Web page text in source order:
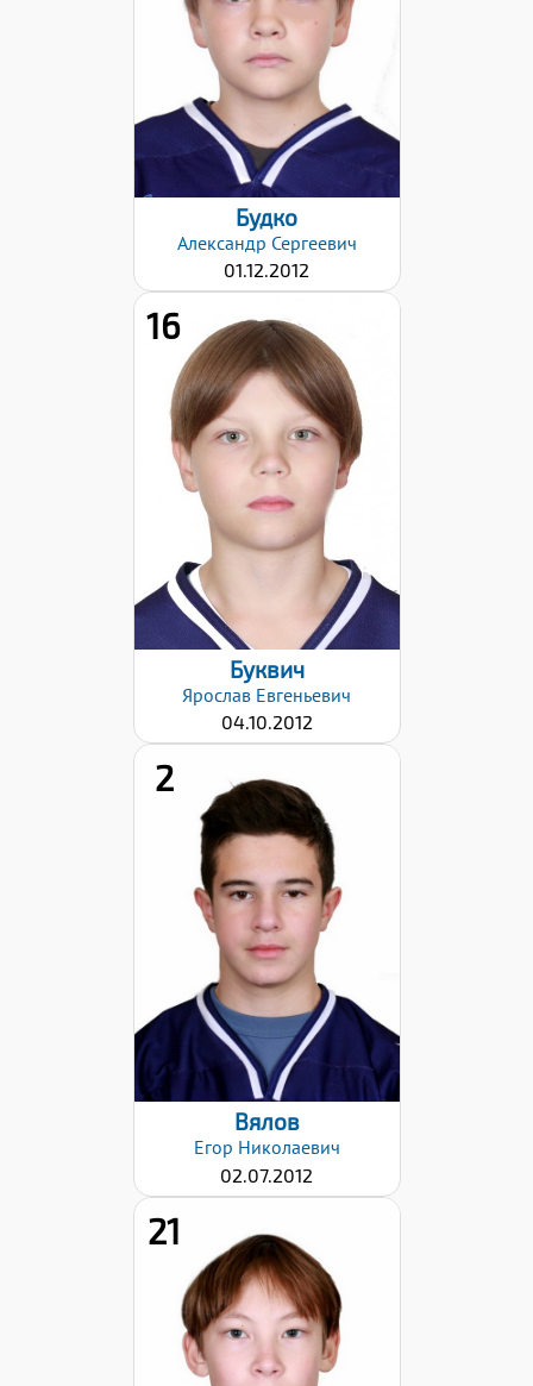
Левый
Дата заявки:
17.12.2024
Будко
Александр Сергеевич
01.12.2012
16
Дата заявки:
17.12.2024
Буквич
Ярослав Евгеньевич
04.10.2012
2
Хват клюшки:
Левый
Дата заявки:
17.12.2024
Вялов
Егор Николаевич
02.07.2012
21
Хват клюшки:
Левый